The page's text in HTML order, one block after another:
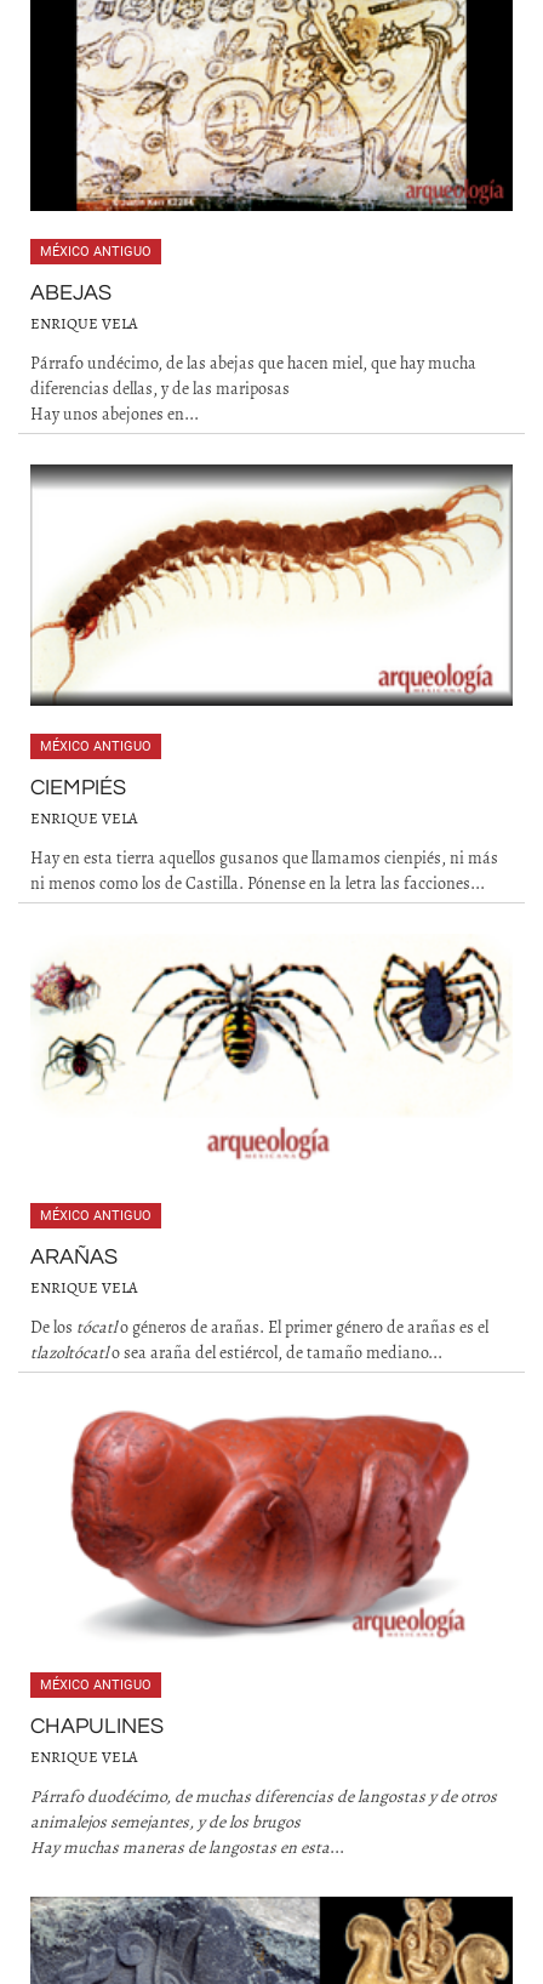
MÉXICO ANTIGUO
ABEJAS
ENRIQUE VELA
Párrafo undécimo, de las abejas que hacen miel, que hay mucha
diferencias dellas, y de las mariposas
Hay unos abejones en...
MÉXICO ANTIGUO
CIEMPIÉS
ENRIQUE VELA
Hay en esta tierra aquellos gusanos que llamamos cienpiés, ni más
ni menos como los de Castilla. Pónense en la letra las facciones...
MÉXICO ANTIGUO
ARAÑAS
ENRIQUE VELA
De los tócatlo géneros de arañas. El primer género de arañas es el
tlazoltócatlo sea araña del estiércol, de tamaño mediano...
MÉXICO ANTIGUO
CHAPULINES
ENRIQUE VELA
Párrafo duodécimo, de muchas diferencias de langostas y de otros
animalejos semejantes, y de los brugos
Hay muchas maneras de langostas en esta...